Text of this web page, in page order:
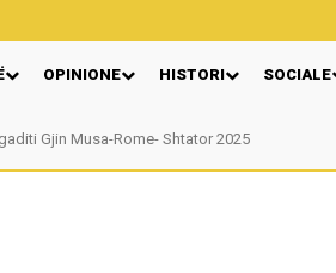
OPINIONE HISTORI SOCIALE
Gjin Musa-Rome- Shtator 2025
Ndue Dedaj